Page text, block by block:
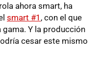
ahora smart, ha
smart #1 , con el que
Y la producción
cesar este mismo